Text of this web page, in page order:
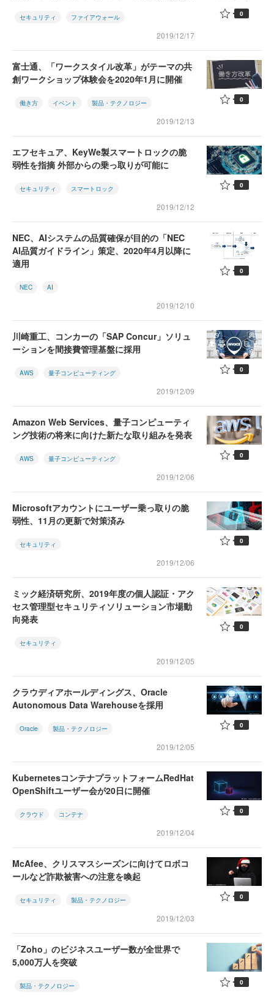
セキュリティ ファイアウォール
2019/12/17
0
富士通、「ワークスタイル改革」がテーマの共
創ワークショップ体験会を2020年1月に開催
働き方 イベント 製品・テクノロジー
2019/12/13
0
エフセキュア、KeyWe製スマートロックの脆
弱性を指摘 外部からの乗っ取りが可能に
セキュリティ スマートロック
2019/12/12
0
NEC、AIシステムの品質確保が目的の「NEC
AI品質ガイドライン」策定、2020年4月以降に
適用
NEC AI
2019/12/10
0
川崎重工、コンカーの「SAP Concur」ソリュ
ーションを間接費管理基盤に採用
AWS 量子コンピューティング
2019/12/09
0
Amazon Web Services、量子コンピューティ
ング技術の将来に向けた新たな取り組みを発表
AWS 量子コンピューティング
2019/12/06
0
Microsoftアカウントにユーザー乗っ取りの脆
弱性、11月の更新で対策済み
セキュリティ
2019/12/06
0
ミック経済研究所、2019年度の個人認証・アク
セス管理型セキュリティソリューション市場動
向発表
セキュリティ
2019/12/05
0
クラウディアホールディングス、Oracle
Autonomous Data Warehouseを採用
Oracle 製品・テクノロジー
2019/12/05
0
KubernetesコンテナプラットフォームRedHat
OpenShiftユーザー会が20日に開催
クラウド コンテナ
2019/12/04
0
McAfee、クリスマスシーズンに向けてロボコ
ールなど詐欺被害への注意を喚起
セキュリティ 製品・テクノロジー
2019/12/03
0
「Zoho」のビジネスユーザー数が全世界で
5,000万人を突破
製品・テクノロジー 0